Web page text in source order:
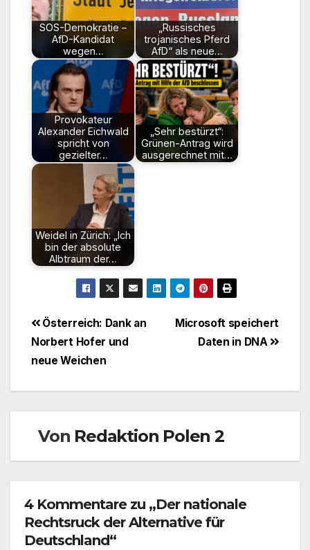
SOS-Demokratie –
AfD-Kandidat
wegen…
„Russisches
trojanisches Pferd
AfD“ als neue…
Provokateur
Alexander Eichwald
spricht von
gezielter…
„Sehr bestürzt“:
Grünen-Antrag wird
ausgerechnet mit…
Weidel in Zürich: „Ich
bin der absolute
Albtraum der…
BeitragsnavigationMicrosoft speichert
Daten in DNA
Österreich: Dank an
Norbert Hofer und
neue Weichen
Von Redaktion Polen 2
4 Kommentare zu „Der nationale
Rechtsruck der Alternative für
Deutschland“